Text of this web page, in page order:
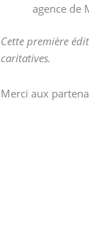
agence de
Cette première
caritatives.
Merci aux